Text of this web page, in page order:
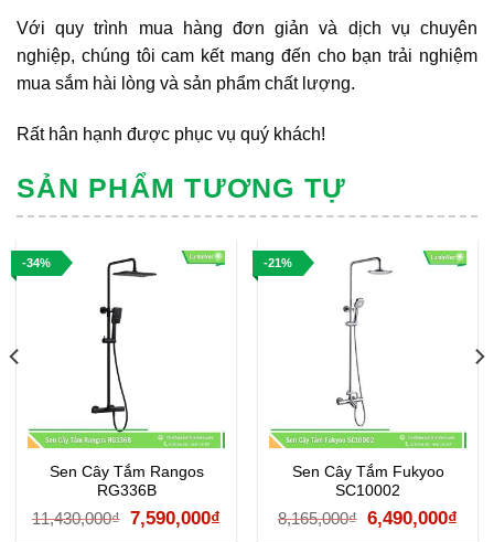
Với quy trình mua hàng đơn giản và dịch vụ chuyên
nghiệp, chúng tôi cam kết mang đến cho bạn trải nghiệm
mua sắm hài lòng và sản phẩm chất lượng.
Rất hân hạnh được phục vụ quý khách!
SẢN PHẨM TƯƠNG TỰ
-34%
Sen Cây Tắm Rangos
RG336B
11,430,000₫ Giá
7,590,000₫
-21%
Sen Cây Tắm Fukyoo
SC10002
8,165,000₫ Giá
6,490,000₫